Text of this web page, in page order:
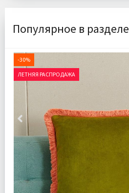
Популярное в разделе
-30%
ЛЕТНЯЯ РАСПРОДАЖА